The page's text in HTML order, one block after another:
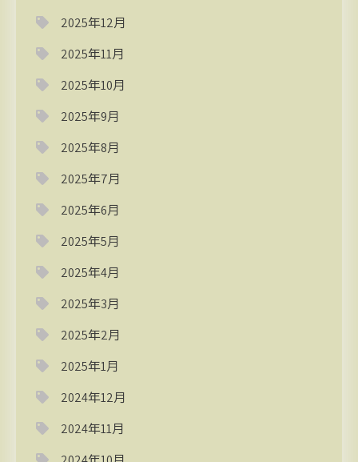
2025年12月
2025年11月
2025年10月
2025年9月
2025年8月
2025年7月
2025年6月
2025年5月
2025年4月
2025年3月
2025年2月
2025年1月
2024年12月
2024年11月